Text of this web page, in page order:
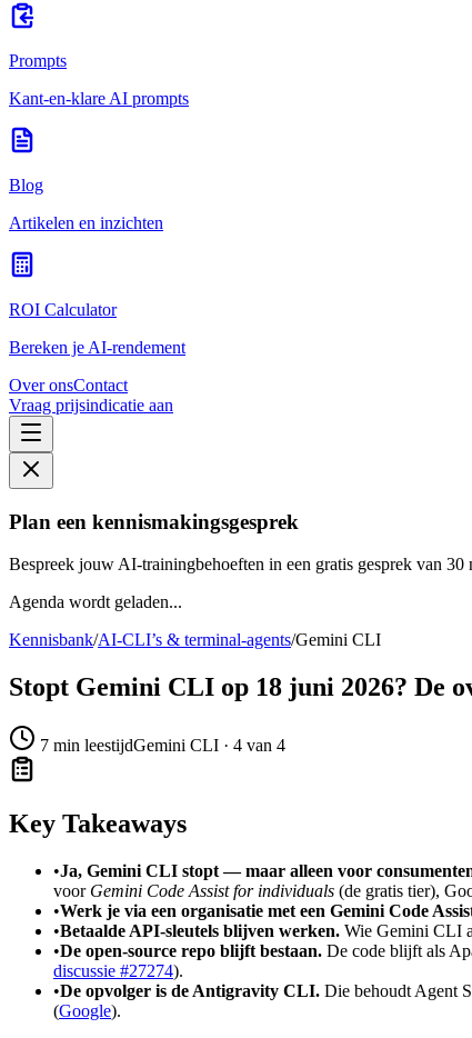
Prompts
Kant-en-klare AI prompts
Blog
Artikelen en inzichten
ROI Calculator
Bereken je AI-rendement
Over onsContact
Vraag prijsindicatie aan
Plan een kennismakingsgesprek
Bespreek jouw AI-trainingbehoeften in een gratis gesprek van 30
Agenda wordt geladen...
Kennisbank/AI-CLI’s & terminal-agents/Gemini CLI
Stopt Gemini CLI op 18 juni 2026? De
7 min leestijdGemini CLI · 4 van 4
Key Takeaways
•Ja, Gemini CLI stopt — maar alleen voor
voor Gemini Code Assist for individuals (de gratis tier),
•Werk je via een organisatie met een Gemini Code
•Betaalde API-sleutels blijven werken. Wie Gemini CLI
•De open-source repo blijft bestaan. De code blijft als
discussie #27274).
•De opvolger is de Antigravity CLI. Die behoudt Agent
(Google).